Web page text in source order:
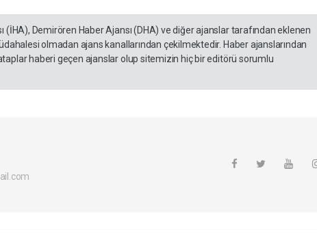
(İHA), Demirören Haber Ajansı (DHA) ve diğer ajanslar tarafından eklenen
olmadan ajans kanallarından çekilmektedir. Haber ajanslarından
haberi geçen ajanslar olup sitemizin hiç bir editörü sorumlu